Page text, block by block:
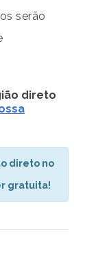
serão
direto
direto no
gratuita!